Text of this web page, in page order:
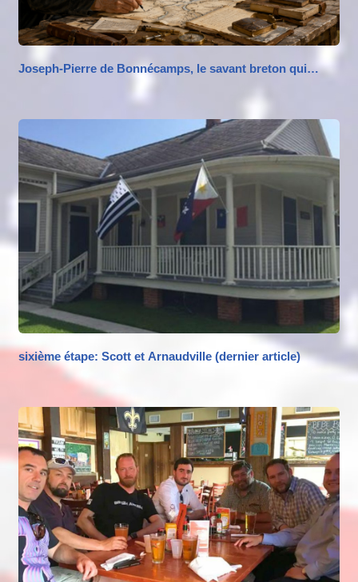
Joseph-Pierre de Bonnécamps, le savant breton qui…
sixième étape: Scott et Arnaudville (dernier article)